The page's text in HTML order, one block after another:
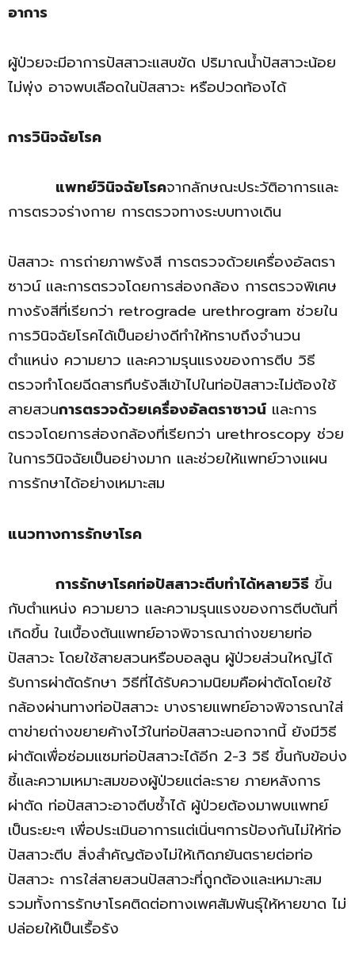
อาการ
ผู้ป่วยจะมีอาการปัสสาวะแสบขัด ปริมาณน้ำปัสสาวะน้อย
ไม่พุ่ง อาจพบเลือดในปัสสาวะ หรือปวดท้องได้
การวินิจฉัยโรค
แพทย์วินิจฉัยโรคจากลักษณะประวัติอาการและ
การตรวจร่างกาย การตรวจทางระบบทางเดิน
ปัสสาวะ การถ่ายภาพรังสี การตรวจด้วยเครื่องอัลตรา
ซาวน์ และการตรวจโดยการส่องกล้อง การตรวจพิเศษ
ทางรังสีที่เรียกว่า retrograde urethrogram ช่วยใน
การวินิจฉัยโรคได้เป็นอย่างดีทำให้ทราบถึงจำนวน
ตำแหน่ง ความยาว และความรุนแรงของการตีบ วิธี
ตรวจทำโดยฉีดสารทึบรังสีเข้าไปในท่อปัสสาวะไม่ต้องใช้
สายสวนการตรวจด้วยเครื่องอัลตราซาวน์ และการ
ตรวจโดยการส่องกล้องที่เรียกว่า urethroscopy ช่วย
ในการวินิจฉัยเป็นอย่างมาก และช่วยให้แพทย์วางแผน
การรักษาได้อย่างเหมาะสม
แนวทางการรักษาโรค
การรักษาโรคท่อปัสสาวะตีบทำได้หลายวิธี ขึ้น
กับตำแหน่ง ความยาว และความรุนแรงของการตีบตันที่
เกิดขึ้น ในเบื้องต้นแพทย์อาจพิจารณาถ่างขยายท่อ
ปัสสาวะ โดยใช้สายสวนหรือบอลลูน ผู้ป่วยส่วนใหญ่ได้
รับการผ่าตัดรักษา วิธีที่ได้รับความนิยมคือผ่าตัดโดยใช้
กล้องผ่านทางท่อปัสสาวะ บางรายแพทย์อาจพิจารณาใส่
ตาข่ายถ่างขยายค้างไว้ในท่อปัสสาวะนอกจากนี้ ยังมีวิธี
ผ่าตัดเพื่อซ่อมแซมท่อปัสสาวะได้อีก 2-3 วิธี ขึ้นกับข้อบ่ง
ชี้และความเหมาะสมของผู้ป่วยแต่ละราย ภายหลังการ
ผ่าตัด ท่อปัสสาวะอาจตีบซ้ำได้ ผู้ป่วยต้องมาพบแพทย์
เป็นระยะๆ เพื่อประเมินอาการแต่เนิ่นๆการป้องกันไม่ให้ท่อ
ปัสสาวะตีบ สิ่งสำคัญต้องไม่ให้เกิดภยันตรายต่อท่อ
ปัสสาวะ การใส่สายสวนปัสสาวะที่ถูกต้องและเหมาะสม
รวมทั้งการรักษาโรคติดต่อทางเพศสัมพันธุ์ให้หายขาด ไม่
ปล่อยให้เป็นเรื้อรัง